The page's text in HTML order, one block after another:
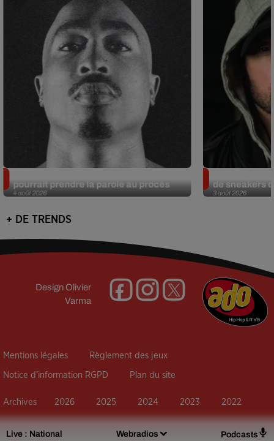
Live : National Webradios Podcasts
4 août 2026
pourrait prendre la parole au procès
3 août 2026
de sneakers
+ DE TRENDS
Design Olivier
Varma
Mentions légales Règlement des jeux
Notice d’information RGPD Plan du site
Archives 2026 2025 2024 2023 2022